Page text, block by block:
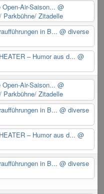
Air-Saison... @
Parkbühne/ Zitadelle
in B... @ diverse
– Humor aus d... @
Air-Saison... @
Parkbühne/ Zitadelle
in B... @ diverse
– Humor aus d... @
in B... @ diverse